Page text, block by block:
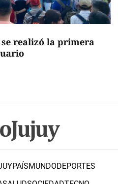
se realizó la primera
PAÍSMUNDODEPORTES